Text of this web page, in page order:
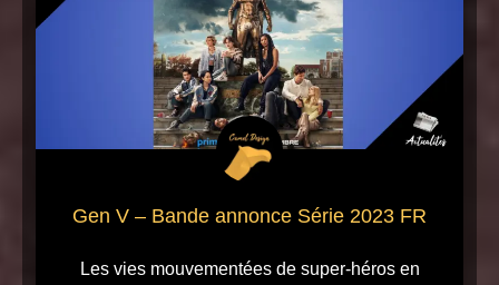
Gen V – Bande annonce Série 2023 FR
Les vies mouvementées de super-héros en